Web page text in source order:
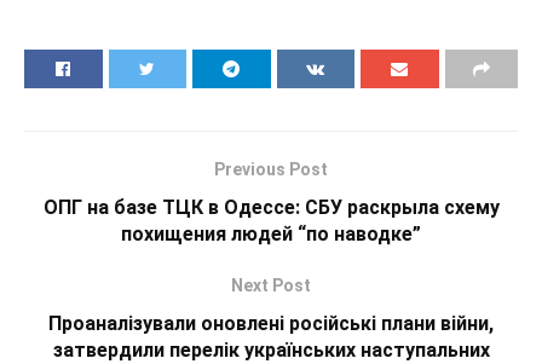
Previous Post
ОПГ на базе ТЦК в Одессе: СБУ раскрыла схему
похищения людей “по наводке”
Next Post
Проаналізували оновлені російські плани війни,
затвердили перелік українських наступальних